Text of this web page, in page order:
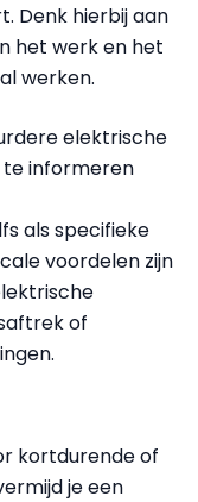
Denk hierbij aan
het werk en het
werken.
elektrische
informeren
als specifieke
voordelen zijn
of
kortdurende of
je een